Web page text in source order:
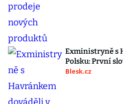
Exministryně s
Polsku: První
Blesk.cz